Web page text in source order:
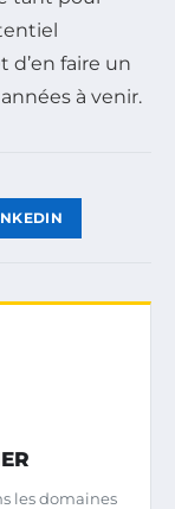
d’en faire un
à venir.
les domaines